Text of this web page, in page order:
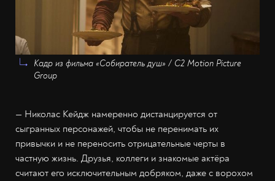
Кадр из фильма «Собиратель душ» / C2 Motion Picture
Group
— Николас Кейдж намеренно дистанцируется от
сыгранных персонажей, чтобы не перенимать их
привычки и не переносить отрицательные черты в
частную жизнь. Друзья, коллеги и знакомые актёра
считают его исключительным добряком, даже с ворохом